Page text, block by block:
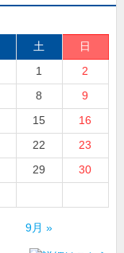
土
日
1
2
8
9
15
16
22
23
29
30
9月 »